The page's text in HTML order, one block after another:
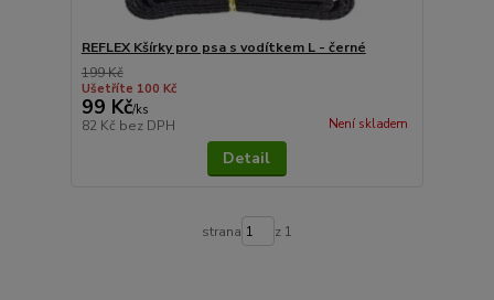
REFLEX Kšírky pro psa s vodítkem L - černé
199 Kč
Ušetříte 100 Kč
99 Kč/ks
82 Kč bez DPH Není skladem
Detail
strana z 1